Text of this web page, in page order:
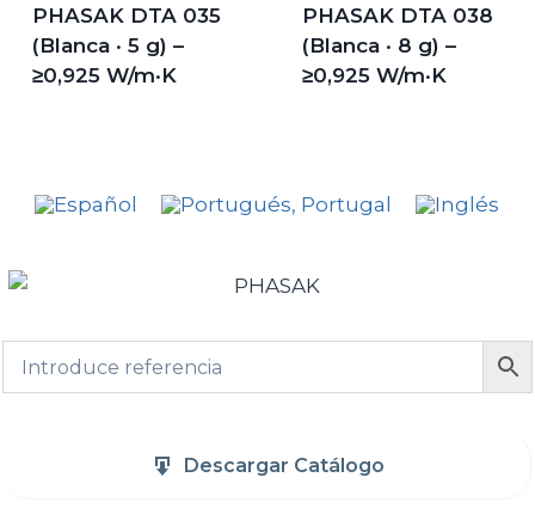
PHASAK DTA 035
(Blanca · 5 g) –
≥0,925 W/m·K
PHASAK DTA 038
(Blanca · 8 g) –
≥0,925 W/m·K
Descargar Catálogo